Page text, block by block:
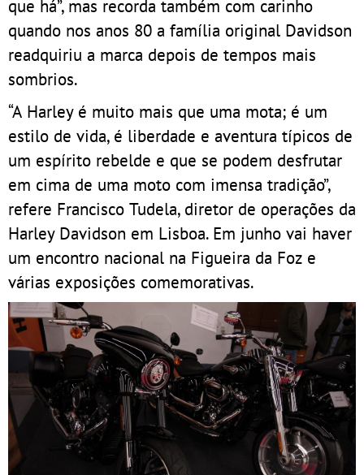
que há”, mas recorda também com carinho
quando nos anos 80 a família original Davidson
readquiriu a marca depois de tempos mais
sombrios.
“A Harley é muito mais que uma mota; é um
estilo de vida, é liberdade e aventura típicos de
um espírito rebelde e que se podem desfrutar
em cima de uma moto com imensa tradição”,
refere Francisco Tudela, diretor de operações da
Harley Davidson em Lisboa. Em junho vai haver
um encontro nacional na Figueira da Foz e
várias exposições comemorativas.